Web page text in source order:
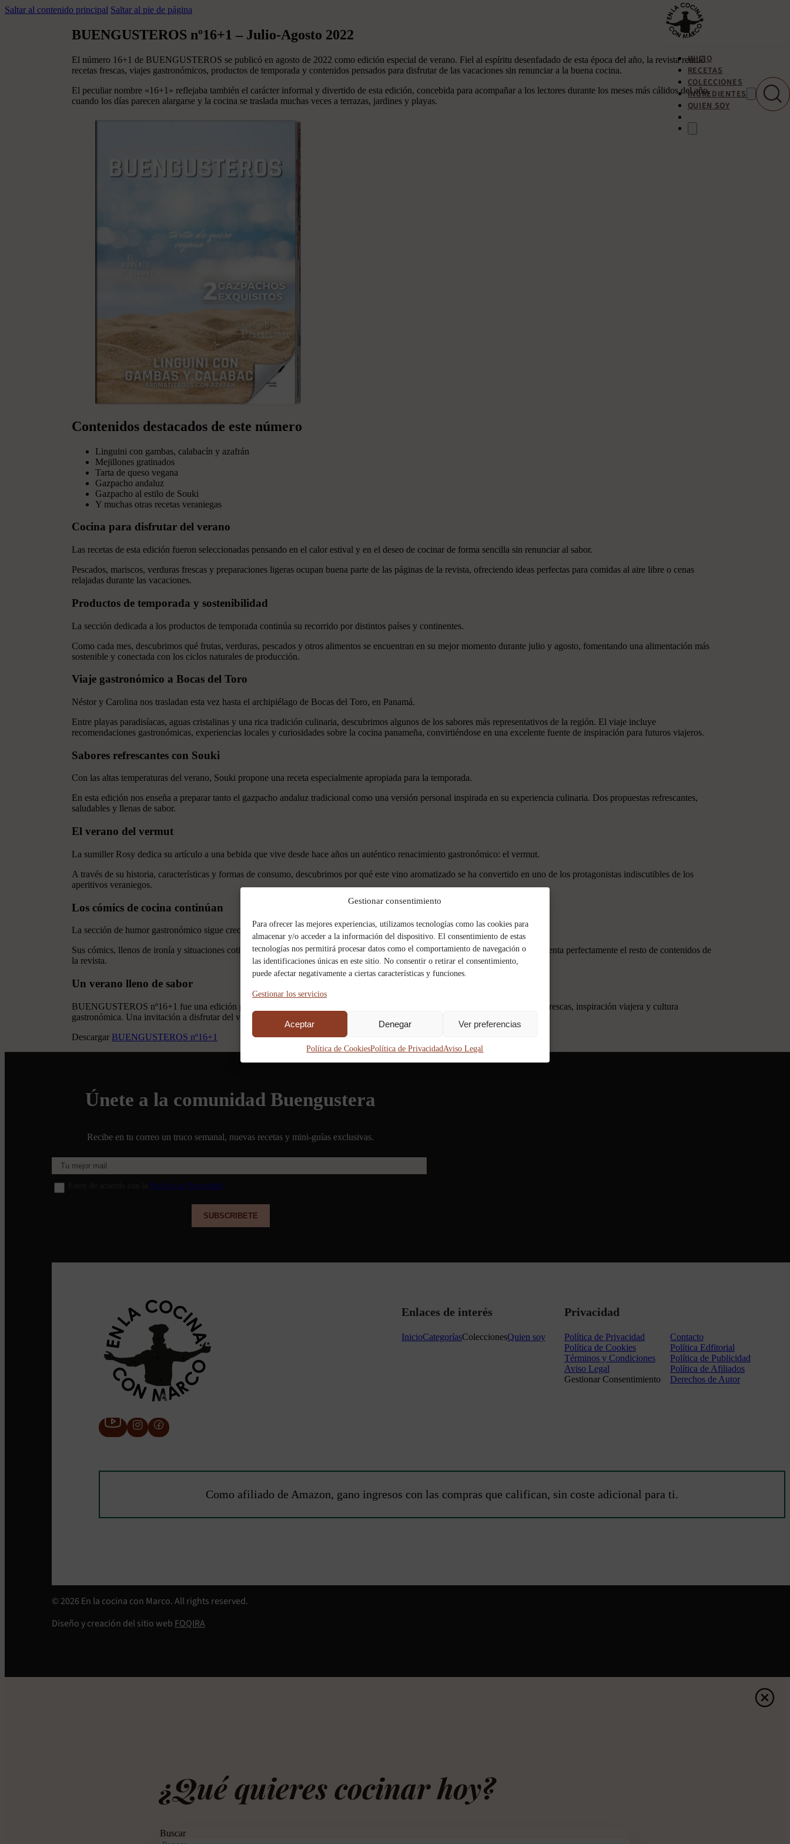
Gestionar consentimiento
Para ofrecer las mejores experiencias, utilizamos tecnologías como las cookies para
almacenar y/o acceder a la información del dispositivo. El consentimiento de estas
tecnologías nos permitirá procesar datos como el comportamiento de navegación o
las identificaciones únicas en este sitio. No consentir o retirar el consentimiento,
puede afectar negativamente a ciertas características y funciones.
Gestionar los servicios
Aceptar Denegar Ver preferencias
Política de CookiesPolítica de PrivacidadAviso Legal
Saltar al contenido principal Saltar al pie de página
INICIO
RECETAS
COLECCIONES
INGREDIENTES
QUIEN SOY
BUENGUSTEROS nº16+1 – Julio-Agosto 2022
El número 16+1 de BUENGUSTEROS se publicó en agosto de 2022 como edición especial de verano. Fiel al espíritu desenfadado de esta época del año, la revista reunió
recetas frescas, viajes gastronómicos, productos de temporada y contenidos pensados para disfrutar de las vacaciones sin renunciar a la buena cocina.
El peculiar nombre «16+1» reflejaba también el carácter informal y divertido de esta edición, concebida para acompañar a los lectores durante los meses más cálidos del año,
cuando los días parecen alargarse y la cocina se traslada muchas veces a terrazas, jardines y playas.
Contenidos destacados de este número
Linguini con gambas, calabacín y azafrán
Mejillones gratinados
Tarta de queso vegana
Gazpacho andaluz
Gazpacho al estilo de Souki
Y muchas otras recetas veraniegas
Cocina para disfrutar del verano
Las recetas de esta edición fueron seleccionadas pensando en el calor estival y en el deseo de cocinar de forma sencilla sin renunciar al sabor.
Pescados, mariscos, verduras frescas y preparaciones ligeras ocupan buena parte de las páginas de la revista, ofreciendo ideas perfectas para comidas al aire libre o cenas
relajadas durante las vacaciones.
Productos de temporada y sostenibilidad
La sección dedicada a los productos de temporada continúa su recorrido por distintos países y continentes.
Como cada mes, descubrimos qué frutas, verduras, pescados y otros alimentos se encuentran en su mejor momento durante julio y agosto, fomentando una alimentación más
sostenible y conectada con los ciclos naturales de producción.
Viaje gastronómico a Bocas del Toro
Néstor y Carolina nos trasladan esta vez hasta el archipiélago de Bocas del Toro, en Panamá.
Entre playas paradisíacas, aguas cristalinas y una rica tradición culinaria, descubrimos algunos de los sabores más representativos de la región. El viaje incluye
recomendaciones gastronómicas, experiencias locales y curiosidades sobre la cocina panameña, convirtiéndose en una excelente fuente de inspiración para futuros viajeros.
Sabores refrescantes con Souki
Con las altas temperaturas del verano, Souki propone una receta especialmente apropiada para la temporada.
En esta edición nos enseña a preparar tanto el gazpacho andaluz tradicional como una versión personal inspirada en su experiencia culinaria. Dos propuestas refrescantes,
saludables y llenas de sabor.
El verano del vermut
La sumiller Rosy dedica su artículo a una bebida que vive desde hace años un auténtico renacimiento gastronómico: el vermut.
A través de su historia, características y formas de consumo, descubrimos por qué este vino aromatizado se ha convertido en uno de los protagonistas indiscutibles de los
aperitivos veraniegos.
Los cómics de cocina continúan
La sección de humor gastronómico sigue creciendo gracias al trabajo del artista australiano Amir López.
Sus cómics, llenos de ironía y situaciones cotidianas relacionadas con la cocina, aportan un toque ligero y divertido que complementa perfectamente el resto de contenidos de
la revista.
Un verano lleno de sabor
BUENGUSTEROS nº16+1 fue una edición pensada para acompañar a los lectores durante las vacaciones, combinando recetas frescas, inspiración viajera y cultura
gastronómica. Una invitación a disfrutar del verano con tranquilidad, curiosidad y buena comida.
Descargar BUENGUSTEROS nº16+1
Únete a la comunidad Buengustera
Recibe en tu correo un truco semanal, nuevas recetas y mini-guías exclusivas.
Política de Privacidad
Enlaces de interés
InicioCategoríasColeccionesQuien soy
Privacidad
Política de Privacidad
Política de Cookies
Términos y Condiciones
Aviso Legal
Gestionar Consentimiento
Contacto
Política Edfitorial
Política de Publicidad
Política de Afiliados
Derechos de Autor
Como afiliado de Amazon, gano ingresos con las compras que califican, sin coste adicional para ti.
© 2026 En la cocina con Marco. All rights reserved.
Diseño y creación del sitio web FOQIRA
¿Qué quieres cocinar hoy?
Buscar